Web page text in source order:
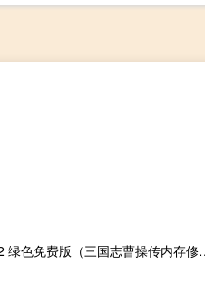
三国志曹操传内存修改器